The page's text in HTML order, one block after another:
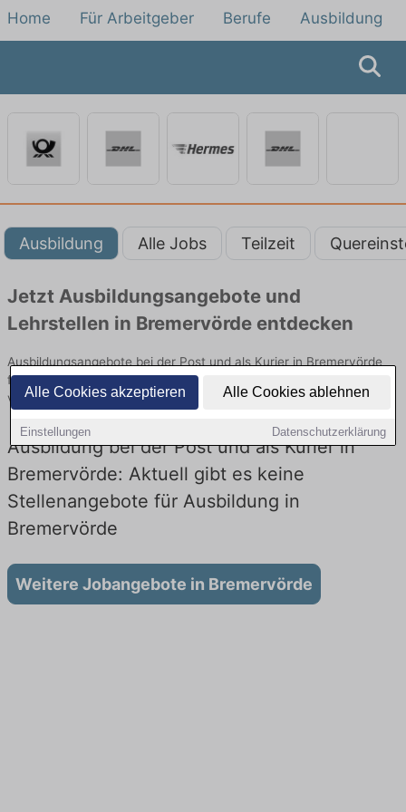
Alle Cookies akzeptieren Alle Cookies ablehnen
Einstellungen Datenschutzerklärung
Home Für Arbeitgeber Berufe Ausbildung
Ausbildung Alle Jobs Teilzeit
Jetzt Ausbildungsangebote und
Lehrstellen in Bremervörde entdecken
Ausbildungsangebote bei der Post und als Kurier in Bremervörde
finden Sie von namhaften Firmen. Entdecken Sie freie Optionen
von Top-Arbeitgebern und bewerben Sie sich noch heute.
Ausbildung bei der Post und als Kurier in
Bremervörde: Aktuell gibt es keine
Stellenangebote für Ausbildung in
Bremervörde
Weitere Jobangebote in Bremervörde